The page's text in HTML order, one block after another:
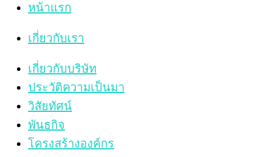
หน้าแรก
เกี่ยวกับเรา
เกี่ยวกับบริษัท
ประวัติความเป็นมา
วิสัยทัศน์
พันธกิจ
โครงสร้างองค์กร